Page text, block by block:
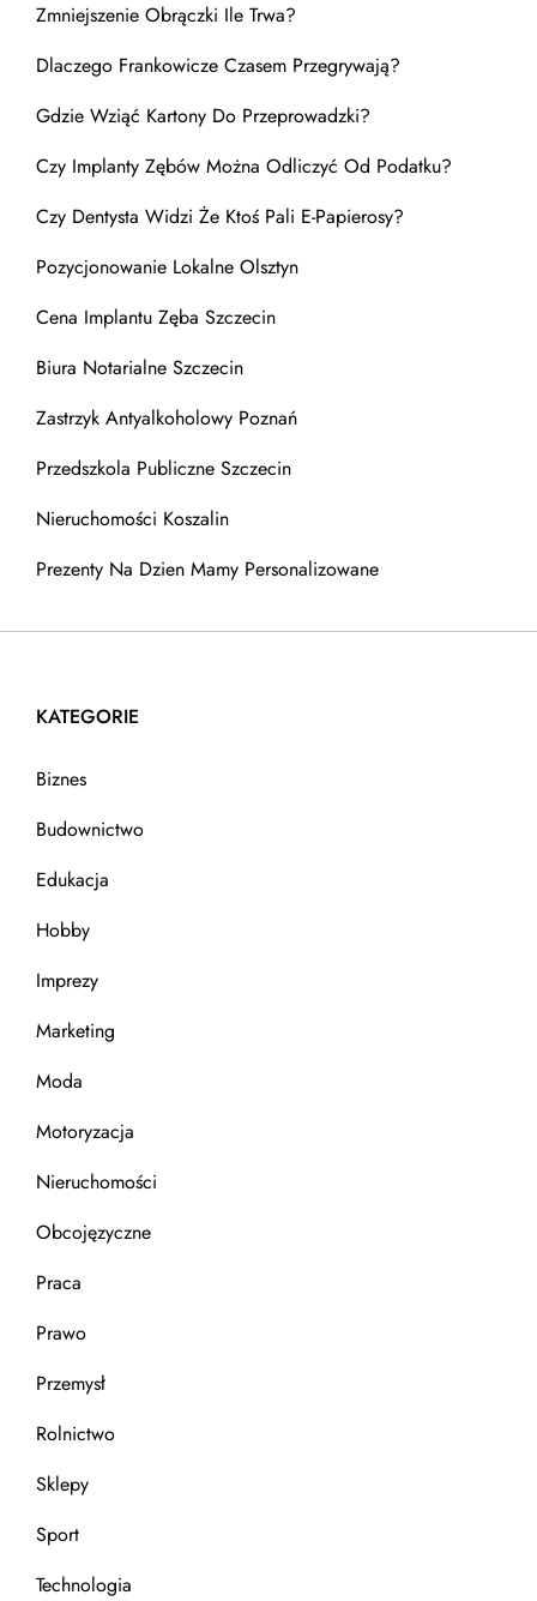
Zmniejszenie Obrączki Ile Trwa?
Dlaczego Frankowicze Czasem Przegrywają?
Gdzie Wziąć Kartony Do Przeprowadzki?
Czy Implanty Zębów Można Odliczyć Od Podatku?
Czy Dentysta Widzi Że Ktoś Pali E-Papierosy?
Pozycjonowanie Lokalne Olsztyn
Cena Implantu Zęba Szczecin
Biura Notarialne Szczecin
Zastrzyk Antyalkoholowy Poznań
Przedszkola Publiczne Szczecin
Nieruchomości Koszalin
Prezenty Na Dzien Mamy Personalizowane
KATEGORIE
Biznes
Budownictwo
Edukacja
Hobby
Imprezy
Marketing
Moda
Motoryzacja
Nieruchomości
Obcojęzyczne
Praca
Prawo
Przemysł
Rolnictwo
Sklepy
Sport
Technologia